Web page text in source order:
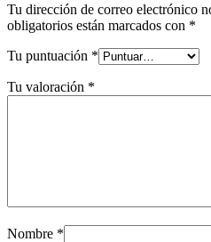
Tu dirección de correo electrónico
obligatorios están marcados con *
Tu puntuación *
Tu valoración *
Nombre *